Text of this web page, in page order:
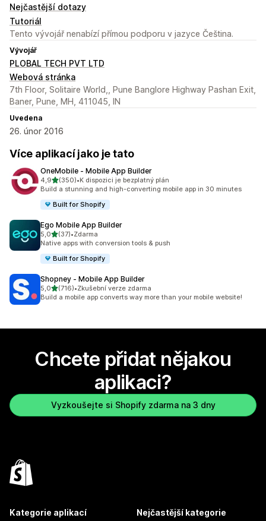
Nejčastější dotazy
Tutoriál
Tento vývojář nenabízí přímou podporu v jazyce Čeština.
Vývojář
PLOBAL TECH PVT LTD
Webová stránka
7th Floor, Solitaire World,, Pune Banglore Highway Pashan Exit,
Baner, Pune, MH, 411045, IN
Uvedena
26. únor 2016
Více aplikací jako je tato
OneMobile ‑ Mobile App Builder
4,9z 5 hvězd
(350)
Celkový počet recenzí: 350
•K dispozici je bezplatný plán
Build a stunning and high-converting mobile app in 30 minutes
Built for Shopify
Ego Mobile App Builder
5,0z 5 hvězd
(37)
Celkový počet recenzí: 37
•Zdarma
Native apps with conversion tools & push
Built for Shopify
Shopney ‑ Mobile App Builder
5,0z 5 hvězd
(716)
Celkový počet recenzí: 716
•Zkušební verze zdarma
Build a mobile app converts way more than your mobile website!
Chcete přidat nějakou
aplikaci?
Vyzkoušejte si Shopify zdarma na 3 dny
Kategorie aplikací Nejčastější kategorie